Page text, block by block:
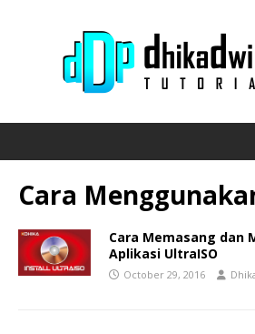
Cara
Cara Memasang dan
Aplikasi UltraISO
October 29, 2016